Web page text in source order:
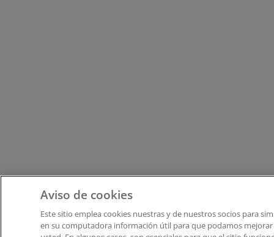
Aviso de cookies
Este sitio emplea cookies nuestras y de nuestros socios para
en su computadora información útil para que podamos